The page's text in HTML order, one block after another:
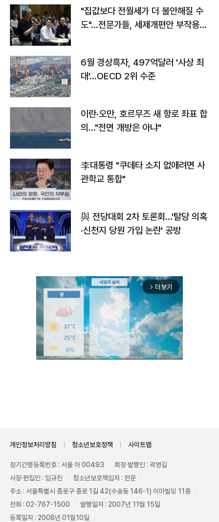
"집값보다 전월세가 더 불안해질 수
도"…전문가들, 세제개편안 부작용
6월 경상흑자, 497억달러 '사상 최
대'…OECD 2위 수준
이란·오만, 호르무즈 새 항로 좌표 합
의…"전면 개방은 아냐"
李대통령 "쿠데타 소지 없애려면 사
관학교 통합"
與 전당대회 2차 토론회…'탈당 의혹
·신천지 당원 가입 논란' 공방
arrow_forward_ios 더보기
개인정보처리방침 청소년보호정책 사이트맵
정기간행등록번호 : 서울 아 00493
회장·발행인 : 곽영길
사장·편집인 : 임규진
청소년보호책임자 : 전운
주소 : 서울특별시 종로구 종로 1길 42(수송동 146-1) 이마빌딩 11층
전화 : 02-767-1500
발행일자 : 2007년 11월 15일
등록일자 : 2008년 01월10일